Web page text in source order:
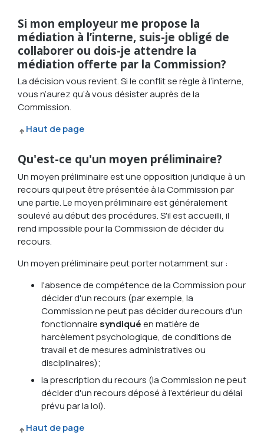
Si mon employeur me propose la
médiation à l’interne, suis-je obligé de
collaborer ou dois-je attendre la
médiation offerte par la Commission?
La décision vous revient. Si le conflit se règle à l’interne,
vous n’aurez qu’à vous désister auprès de la
Commission.
Haut de page
Qu'est-ce qu'un moyen préliminaire?
Un moyen préliminaire est une opposition juridique à un
recours qui peut être présentée à la Commission par
une partie. Le moyen préliminaire est généralement
soulevé au début des procédures. S'il est accueilli, il
rend impossible pour la Commission de décider du
recours.
Un moyen préliminaire peut porter notamment sur :
l'absence de compétence de la Commission pour
décider d'un recours (par exemple, la
Commission ne peut pas décider du recours d'un
fonctionnaire syndiquéen matière de
harcèlement psychologique, de conditions de
travail et de mesures administratives ou
disciplinaires);
la prescription du recours (la Commission ne peut
décider d'un recours déposé à l'extérieur du délai
prévu par la loi).
Haut de page